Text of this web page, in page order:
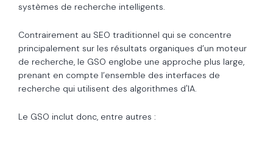
systèmes de recherche intelligents.
Contrairement au SEO traditionnel qui se concentre
principalement sur les résultats organiques d’un moteur
de recherche, le GSO englobe une approche plus large,
prenant en compte l’ensemble des interfaces de
recherche qui utilisent des algorithmes d'IA.
Le GSO inclut donc, entre autres :